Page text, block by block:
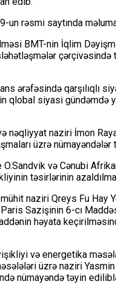
un rəsmi saytında
BMT-nin İqlim
ərəfəsində qarşılıqlı
qlobal siyasi gündəmdə
nəqliyyat naziri İmon
üzrə nümayəndələr
və Cənubi
təsirlərinin
naziri Qreys Fu Hay
Sazişinin 6-cı
həyata
və energetika
üzrə naziri
nümayəndə təyin